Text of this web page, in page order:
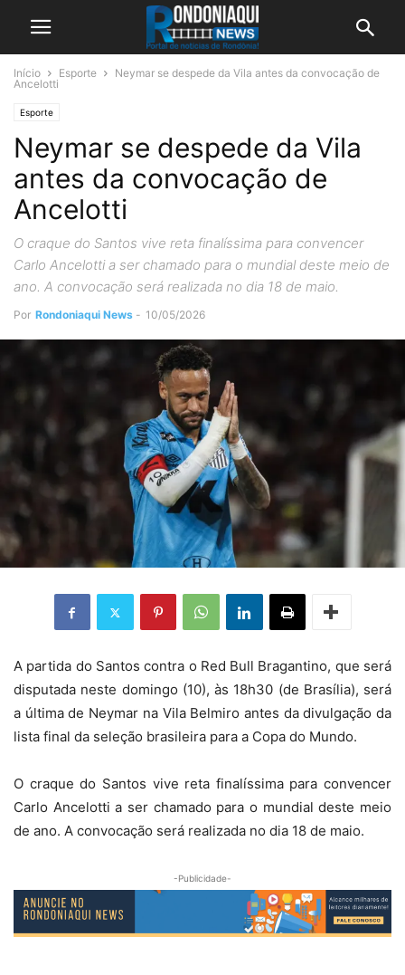
Início Esporte
Neymar se despede da Vila antes da convocação de
Ancelotti
Esporte
Neymar se despede da Vila
antes da convocação de
Ancelotti
O craque do Santos vive reta finalíssima para convencer
Carlo Ancelotti a ser chamado para o mundial deste meio de
ano. A convocação será realizada no dia 18 de maio.
Por Rondoniaqui News - 10/05/2026
A partida do Santos contra o Red Bull Bragantino, que será
disputada neste domingo (10), às 18h30 (de Brasília), será
a última de Neymar na Vila Belmiro antes da divulgação da
lista final da seleção brasileira para a Copa do Mundo.
O craque do Santos vive reta finalíssima para convencer
Carlo Ancelotti a ser chamado para o mundial deste meio
de ano. A convocação será realizada no dia 18 de maio.
-Publicidade-